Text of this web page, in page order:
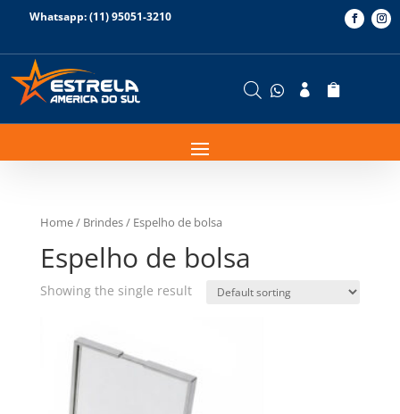
Whatsapp: (11) 95051-3210
  
Home/ Brindes/ Espelho de bolsa
Espelho de bolsa
Showing the single result